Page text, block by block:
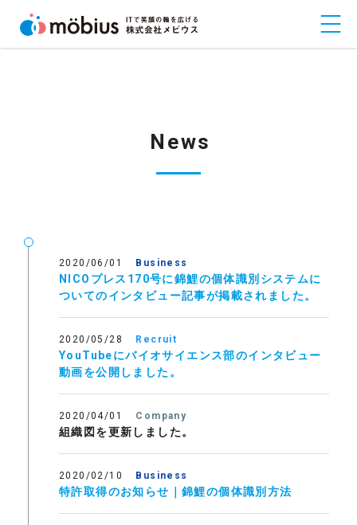
News
2020/06/01 Business
NICOプレス170号に錦鯉の個体識別システムに
ついてのインタビュー記事が掲載されました。
2020/05/28 Recruit
YouTubeにバイオサイエンス部のインタビュー
動画を公開しました。
2020/04/01 Company
組織図を更新しました。
2020/02/10 Business
特許取得のお知らせ｜錦鯉の個体識別方法